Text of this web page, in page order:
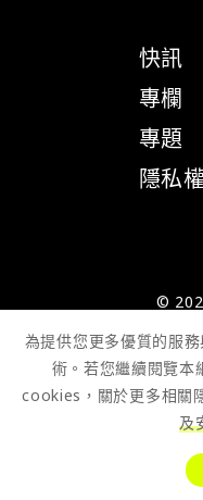
快訊
專欄
專題
隱私
©
為提供您更多優質的服
術。若您繼續閱覽本
cookies，關於更多相關
及